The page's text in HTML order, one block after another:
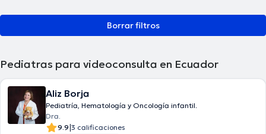
Borrar filtros
Pediatras para videoconsulta en Ecuador
Aliz Borja
Pediatría, Hematología y Oncología infantil.
Dra.
9.9|3 calificaciones